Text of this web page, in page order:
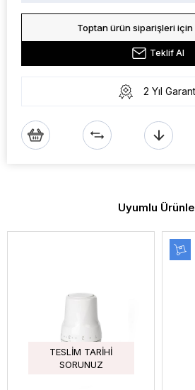
Toptan ürün siparişleri için
Teklif Al
2 Yıl
Uyumlu
TESLIM TARIHI
SORUNUZ